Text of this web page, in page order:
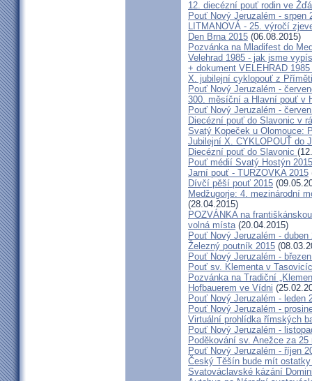
12. diecézní pouť rodin ve
Pouť Nový Jeruzalém - srpen
LITMANOVÁ - 25. výročí
Den Brna 2015 (06.08.2015)
Pozvánka na Mladifest do
Velehrad 1985 - jak jsme
+ dokument VELEHRAD
X. jubilejní cyklopouť z
Pouť Nový Jeruzalém -
300. měsíční a Hlavní pouť v
Pouť Nový Jeruzalém -
Diecézní pouť do Slavonic v
Svatý Kopeček u Olomouce:
Jubilejní X. CYKLOPOUŤ do
Diecézní pouť do Slavonic
Pouť médií Svatý Hostýn 2015
Jarní pouť - TURZOVKA 2015
Dívčí pěší pouť 2015
Medžugorje: 4. mezinárodní
(28.04.2015)
POZVÁNKA na
volná místa(20.04.2015)
Pouť Nový Jeruzalém - duben
Železný poutník 2015
Pouť Nový Jeruzalém -
Pouť sv. Klementa v
Pozvánka na Tradiční
Hofbauerem ve Vídni
Pouť Nový Jeruzalém - leden
Pouť Nový Jeruzalém -
Virtuální prohlídka římských
Pouť Nový Jeruzalém -
Poděkování sv. Anežce za 25
Pouť Nový Jeruzalém - říjen
Český Těšín bude mít
Svatováclavské kázání